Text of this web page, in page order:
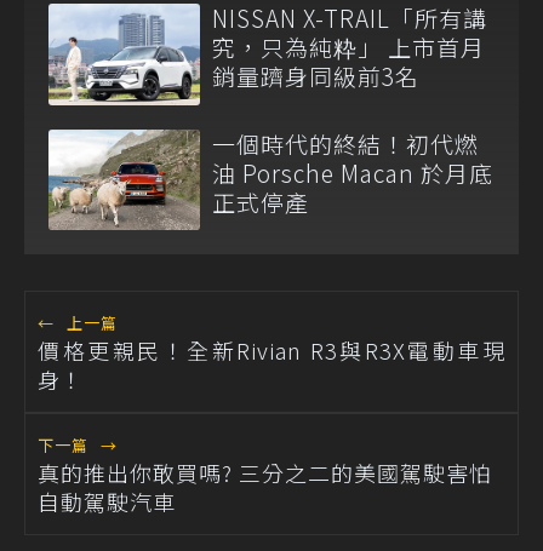
NISSAN X-TRAIL「所有講
究，只為純粋」 上市首月
銷量躋身同級前3名
一個時代的終結！初代燃
油 Porsche Macan 於月底
正式停產
← 上一篇
價格更親民！全新Rivian R3與R3X電動車現
身！
下一篇 →
真的推出你敢買嗎? 三分之二的美國駕駛害怕
自動駕駛汽車